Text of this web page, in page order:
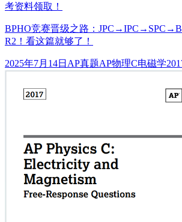
考资料领取！
BPHO竞赛晋级之路：
R2！看这篇就够了！
发
2025年7月14日 分
AP真题标
AP物理C电磁学